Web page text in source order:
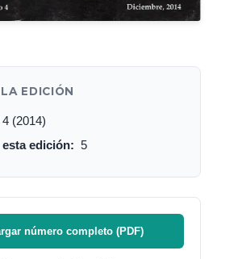
EDICIÓN
4 (2014)
edición: 5
número completo (PDF)